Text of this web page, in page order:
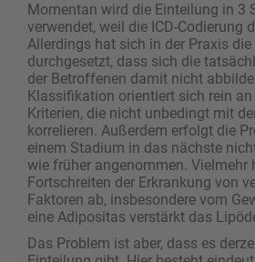
Momentan wird die Einteilung in 3
verwendet, weil die ICD-Codierung
Allerdings hat sich in der Praxis die
durchgesetzt, dass sich die
der Betroffenen damit nicht
Klassifikation orientiert sich rein
Kriterien, die nicht unbedingt mit
korrelieren. Außerdem erfolgt die
einem Stadium in das nächste
wie früher angenommen. Vielmehr
Fortschreiten der Erkrankung von
Faktoren ab, insbesondere vom
eine Adipositas verstärkt das
Das Problem ist aber, dass es